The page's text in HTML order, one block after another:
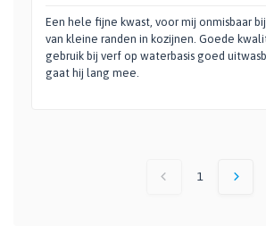
Een hele fijne kwast, voor mij onmisbaar
van kleine randen in kozijnen. Goede
gebruik bij verf op waterbasis goed
gaat hij lang mee.
1